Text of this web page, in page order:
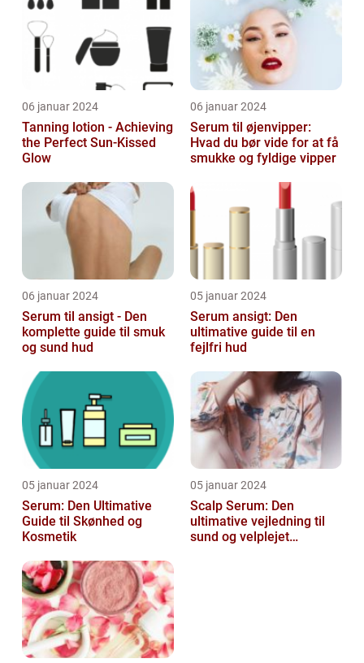
06 januar 2024
Tanning lotion - Achieving
the Perfect Sun-Kissed
Glow
06 januar 2024
Serum til øjenvipper:
Hvad du bør vide for at få
smukke og fyldige vipper
06 januar 2024
Serum til ansigt - Den
komplette guide til smuk
og sund hud
05 januar 2024
Serum ansigt: Den
ultimative guide til en
fejlfri hud
05 januar 2024
Serum: Den Ultimative
Guide til Skønhed og
Kosmetik
05 januar 2024
Scalp Serum: Den
ultimative vejledning til
sund og velplejet